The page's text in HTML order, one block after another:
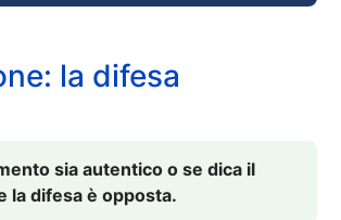
la difesa
sia autentico o se dica il
la difesa è opposta.